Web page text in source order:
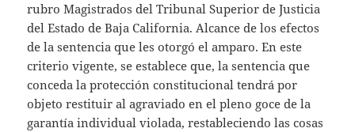
rubro Magistrados del Tribunal Superior de Justicia
del Estado de Baja California. Alcance de los efectos
de la sentencia que les otorgó el amparo. En este
criterio vigente, se establece que, la sentencia que
conceda la protección constitucional tendrá por
objeto restituir al agraviado en el pleno goce de la
garantía individual violada, restableciendo las cosas